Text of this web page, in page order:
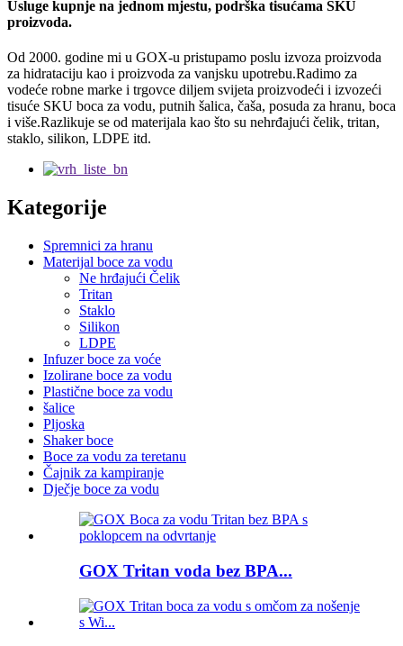
Usluge kupnje na jednom mjestu, podrška tisućama SKU
proizvoda.
Od 2000. godine mi u GOX-u pristupamo poslu izvoza proizvoda
za hidrataciju kao i proizvoda za vanjsku upotrebu.Radimo za
vodeće robne marke i trgovce diljem svijeta proizvodeći i izvozeći
tisuće SKU boca za vodu, putnih šalica, čaša, posuda za hranu, boca
i više.Razlikuje se od materijala kao što su nehrđajući čelik, tritan,
staklo, silikon, LDPE itd.
Kategorije
Spremnici za hranu
Materijal boce za vodu
Ne hrđajući Čelik
Tritan
Staklo
Silikon
LDPE
Infuzer boce za voće
Izolirane boce za vodu
Plastične boce za vodu
šalice
Pljoska
Shaker boce
Boce za vodu za teretanu
Čajnik za kampiranje
Dječje boce za vodu
GOX Tritan voda bez BPA...